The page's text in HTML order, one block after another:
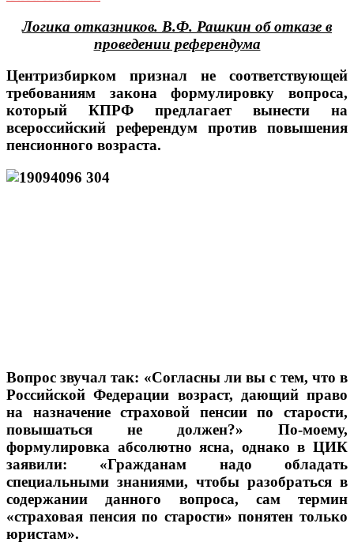
Логика отказников. В.Ф. Рашкин об отказе в
проведении референдума
Центризбирком признал не соответствующей
требованиям закона формулировку вопроса,
который КПРФ предлагает вынести на
всероссийский референдум против повышения
пенсионного возраста.
Вопрос звучал так: «Согласны ли вы с тем, что в
Российской Федерации возраст, дающий право
на назначение страховой пенсии по старости,
повышаться не должен?» По-моему,
формулировка абсолютно ясна, однако в ЦИК
заявили: «Гражданам надо обладать
специальными знаниями, чтобы разобраться в
содержании данного вопроса, сам термин
«страховая пенсия по старости» понятен только
юристам».